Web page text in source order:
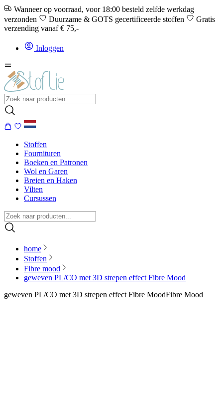
Wanneer op voorraad, voor 18:00 besteld zelfde werkdag
verzonden
Duurzame & GOTS gecertificeerde stoffen
Gratis
verzending vanaf € 75,-
Inloggen
Stoffen
Fournituren
Boeken en Patronen
Wol en Garen
Breien en Haken
Vilten
Cursussen
home
Stoffen
Fibre mood
geweven PL/CO met 3D strepen effect Fibre Mood
geweven PL/CO met 3D strepen effect Fibre MoodFibre Mood